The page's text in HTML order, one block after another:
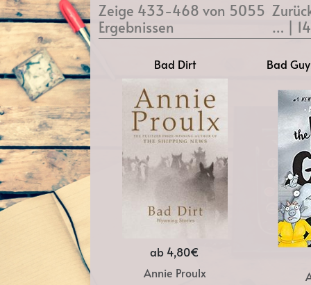
Zeige 433-468 von 5055
Ergebnissen
… |
Bad Dirt
ab 4,80€
Annie Proulx
Bad